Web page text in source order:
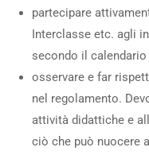
partecipare
Interclasse etc. agli
secondo il
osservare e far
nel regolamento.
attività didattiche e
ciò che può nuocere